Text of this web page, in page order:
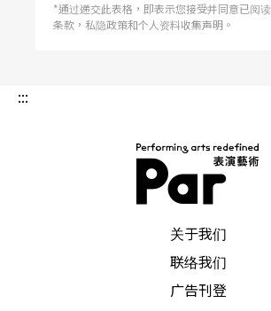
*通过递交此表格，即表示您接受并同意已阅
条款，私隐政策和个人资料收集声明。
:::
关于我们
联络我们
广告刊登